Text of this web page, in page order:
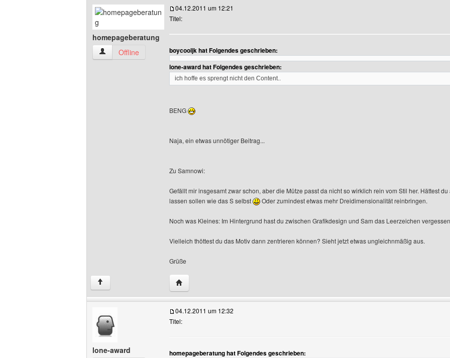
homepageberatung
homepageberatung Benutzer-Profile anzeigen
Offline
04.12.2011 um 12:21
Titel:
boycooljk hat Folgendes geschrieben:
lone-award hat Folgendes geschrieben:
ich hoffe es sprengt nicht den Content..
BENG
Naja, ein etwas unnötiger Beitrag...
Zu Samnowi:
Gefällt mir insgesamt zwar schon, aber die Mütze passt da nicht so wirklich rein vom Stil her. Hättest
lassen sollen wie das S selbst
Oder zumindest etwas mehr Dreidimensionalität reinbringen.
Noch was Kleines: Im Hintergrund hast du zwischen Grafikdesign und Sam das Leerzeichen
Vielleich thöttest du das Motiv dann zentrieren können? Sieht jetzt etwas ungleichnmäßig aus.
Grüße
↑ Website dieses Benutzers besuchen: homepageberatung
lone-award
04.12.2011 um 12:32
Titel:
homepageberatung hat Folgendes geschrieben: